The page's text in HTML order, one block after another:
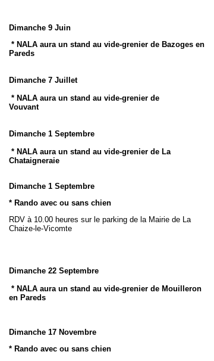
Dimanche 9 Juin
* NALA aura un stand au vide-grenier de Bazoges en
Pareds
Dimanche 7 Juillet
* NALA aura un stand au vide-grenier de
Vouvant
Dimanche 1 Septembre
* NALA aura un stand au vide-grenier de La
Chataigneraie
Dimanche 1 Septembre
* Rando avec ou sans chien
RDV à 10.00 heures sur le parking de la Mairie de La
Chaize-le-Vicomte
Dimanche 22 Septembre
* NALA aura un stand au vide-grenier de Mouilleron
en Pareds
Dimanche 17 Novembre
* Rando avec ou sans chien